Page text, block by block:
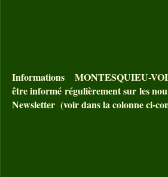
Informations MONTESQUIEU-
être informé régulièrement sur les
Newsletter (voir dans la colonne ci-